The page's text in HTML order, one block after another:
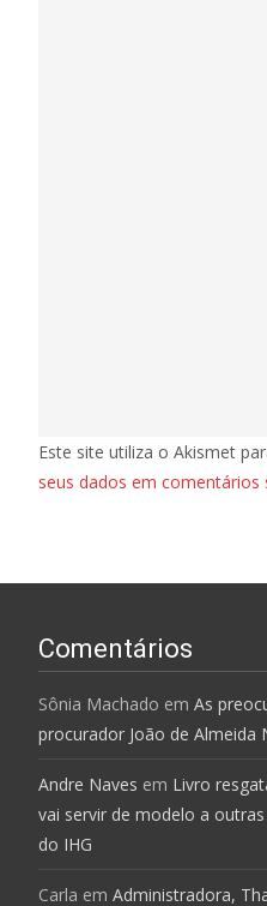
Este site utiliza o Akismet
seus dados em comentários
Comentários
Sônia Machado em As
procurador João de Almeida
Andre Naves em Livro
vai servir de modelo a
do IHG
Carla em Administradora,